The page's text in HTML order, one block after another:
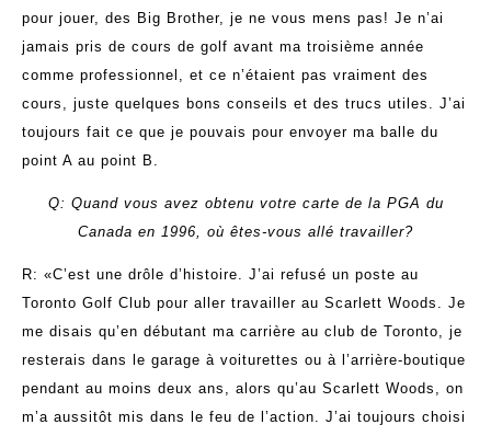
pour jouer, des Big Brother, je ne vous mens pas! Je n’ai
jamais pris de cours de golf avant ma troisième année
comme professionnel, et ce n’étaient pas vraiment des
cours, juste quelques bons conseils et des trucs utiles. J’ai
toujours fait ce que je pouvais pour envoyer ma balle du
point A au point B.
Q: Quand vous avez obtenu votre carte de la PGA du
Canada en 1996, où êtes-vous allé travailler?
R: «C’est une drôle d’histoire. J’ai refusé un poste au
Toronto Golf Club pour aller travailler au Scarlett Woods. Je
me disais qu’en débutant ma carrière au club de Toronto, je
resterais dans le garage à voiturettes ou à l’arrière-boutique
pendant au moins deux ans, alors qu’au Scarlett Woods, on
m’a aussitôt mis dans le feu de l’action. J’ai toujours choisi